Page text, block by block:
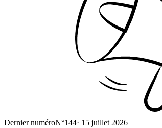
Dernier numéroN°144· 15 juillet 2026